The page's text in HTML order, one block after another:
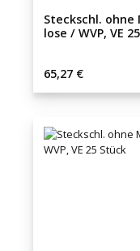
Steckschl. ohne
lose / WVP, VE
Regulärer Preis:
65,27 €